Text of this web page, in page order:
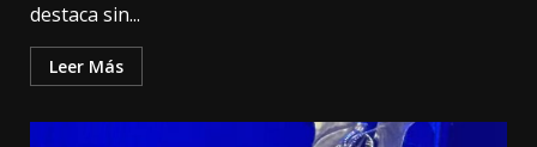
destaca sin...
Leer Más